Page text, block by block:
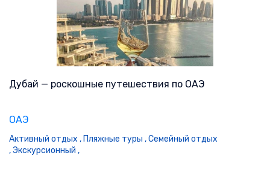
Дубай — роскошные путешествия по ОАЭ
ОАЭ
Активный отдых , Пляжные туры ,Семейный отдых
,Экскурсионный ,